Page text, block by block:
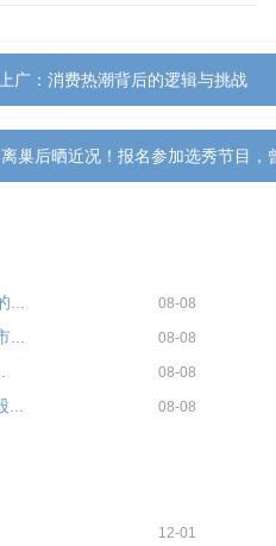
广：消费热潮背后的逻辑与挑战
巢后晒近况！报名参加选秀节目，
08-08
08-08
08-08
08-08
12-01